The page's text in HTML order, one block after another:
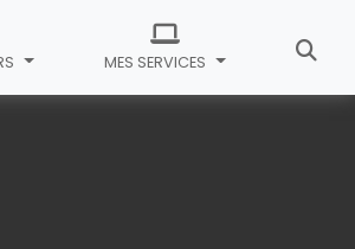
MES SERVICES